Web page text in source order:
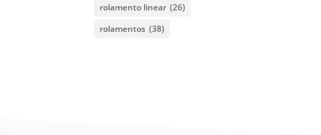
rolamento linear (26)
rolamentos (38)